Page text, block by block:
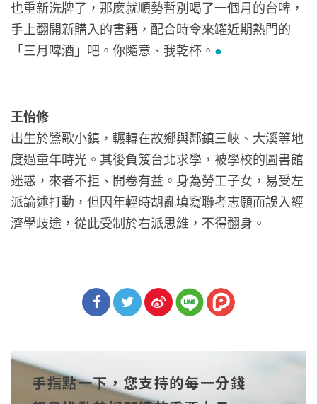
也重新洗牌了，那麼就順勢暫別喝了一個月的台啤，
手上翻開新購入的書籍，配合時令來罐近期熱門的
「三月啤酒」吧。你隨意、我乾杯。 ●
王怡修
出生於鶯歌小鎮，輾轉在故鄉與鄰鎮三峽、大溪等地
度過童年時光。其後負笈台北求學，被學校的圖書館
迷惑，來者不拒、開卷有益。身為勞工子女，易受左
派論述打動，但因年輕時胡亂填寫聯考志願而誤入經
濟學歧途，從此受制於右派思維，不得翻身。
cebo witt
博
手指點一下，您支持的每一分錢